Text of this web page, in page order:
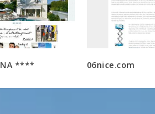
**** 06nice.com